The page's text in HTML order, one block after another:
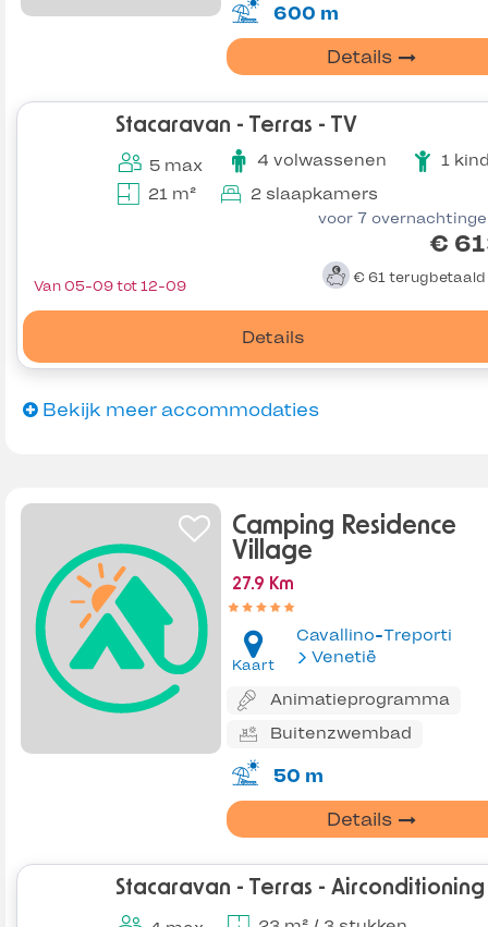
600 m
Details
Stacaravan - Terras - TV
5 max 4 volwassenen
1
21 m²
2 slaapkamers
voor 7
€
€ 61 terugbetaald
Details
Van 05-09 tot 12-09
Bekijk meer accommodaties
Camping Residence
Village
27.9 Km
Kaart
Cavallino-Treporti
Venetië
Animatieprogramma
Buitenzwembad
50 m
Details
Stacaravan - Terras - Airconditioning